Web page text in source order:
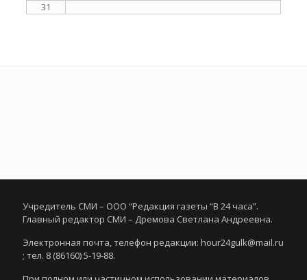
31
Учредитель СМИ – ООО “Редакция газеты “В 24 часа”.
Главный редактор СМИ – Дремова Светлана Андреевна.
Электронная почта, телефон редакции: hour24gulk@mail.ru
; тел. 8 (86160) 5-19-88.